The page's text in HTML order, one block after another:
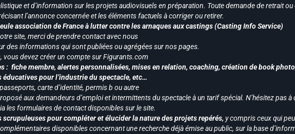
et d’information sur les projets audiovisuels en préparation. Toute demande de retrait
l’annonce concernée et les éléments factuels à corriger ou retirer.
association de France à lutter contre les arnaques aux castings (Casting Info Service)
site, merci de prendre contact avec nous
des informations qui sont publiées ou agrégées sur nos pages.
, vous devez créer un compte sur Figurants.com
: fiche membre, alertes personnalisées, mises en relation, coaching, création de book
pour l’industrie du spectacle, etc…
carte d’identité, permis b ou autre
aux demandeurs d’emploi et intermittents du spectacle à un tarif spécial. N’hésitez pas
les formulaires de contact disponibles sur le site.
pour compléter et élucider la nature des projets repérés, y compris ceux qui
disponibles concernant une recherche déjà émise au public, sur la base